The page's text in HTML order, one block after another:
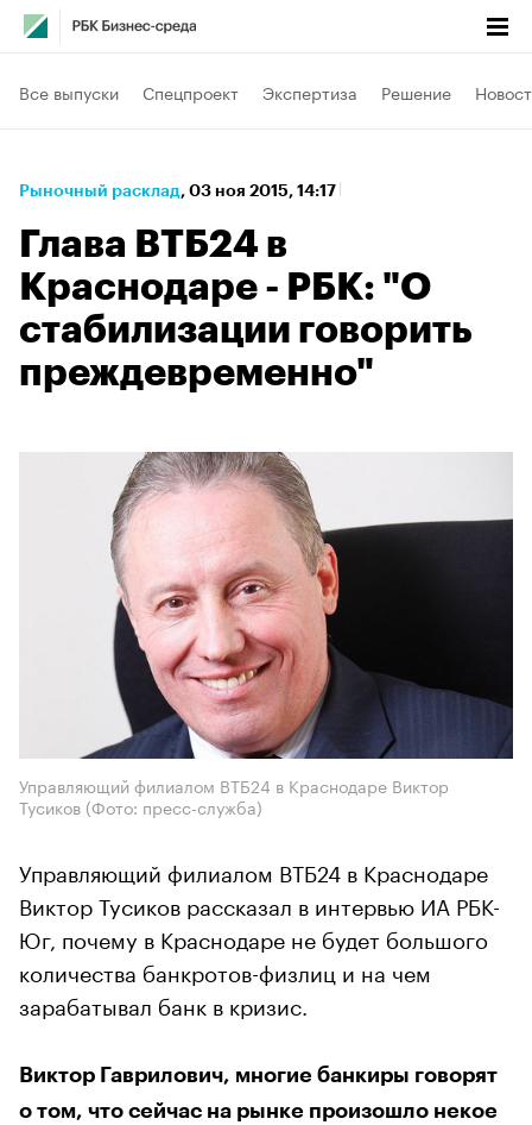
Все выпуски Спецпроект Экспертиза Решение
Рыночный расклад⁠, 03 ноя 2015, 14:17
Глава ВТБ24 в
Краснодаре - РБК: "О
стабилизации говорить
преждевременно"
Управляющий филиалом ВТБ24 в Краснодаре Виктор
Тусиков (Фото: пресс-служба)
Управляющий филиалом ВТБ24 в Краснодаре
Виктор Тусиков рассказал в интервью ИА РБК-
Юг, почему в Краснодаре не будет большого
количества банкротов-физлиц и на чем
зарабатывал банк в кризис.
Виктор Гаврилович, многие банкиры говорят
о том, что сейчас на рынке произошло некое